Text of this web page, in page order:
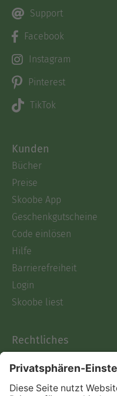
Support
Facebook
Instagram
Pinterest
TikTok
Kunden
Bücher
Preise
Skoobe App
Geschenkgutscheine
Code einlösen
Hilfe
Barrierefreiheit
Login
Skoobe liest
Rechtliches
AGB
Informationen nach Data